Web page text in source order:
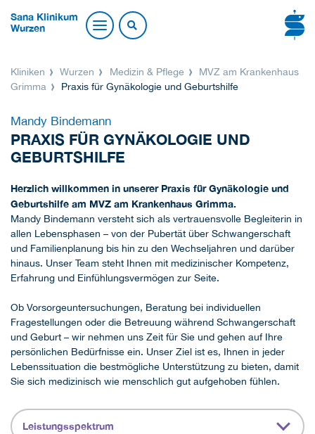
Sana Klinikum
Wurzen
Kliniken Wurzen Medizin & Pflege
MVZ am Krankenhaus
Grimma
Praxis für Gynäkologie und Geburtshilfe
Mandy Bindemann
PRAXIS FÜR GYNÄKOLOGIE UND
GEBURTSHILFE
Herzlich willkommen in unserer Praxis für Gynäkologie und
Geburtshilfe am MVZ am Krankenhaus Grimma.
Mandy Bindemann versteht sich als vertrauensvolle Begleiterin in
allen Lebensphasen – von der Pubertät über Schwangerschaft
und Familienplanung bis hin zu den Wechseljahren und darüber
hinaus. Unser Team steht Ihnen mit medizinischer Kompetenz,
Erfahrung und Einfühlungsvermögen zur Seite.
Ob Vorsorgeuntersuchungen, Beratung bei individuellen
Fragestellungen oder die Betreuung während Schwangerschaft
und Geburt – wir nehmen uns Zeit für Sie und gehen auf Ihre
persönlichen Bedürfnisse ein. Unser Ziel ist es, Ihnen in jeder
Lebenssituation die bestmögliche Unterstützung zu bieten, damit
Sie sich medizinisch wie menschlich gut aufgehoben fühlen.
Leistungsspektrum